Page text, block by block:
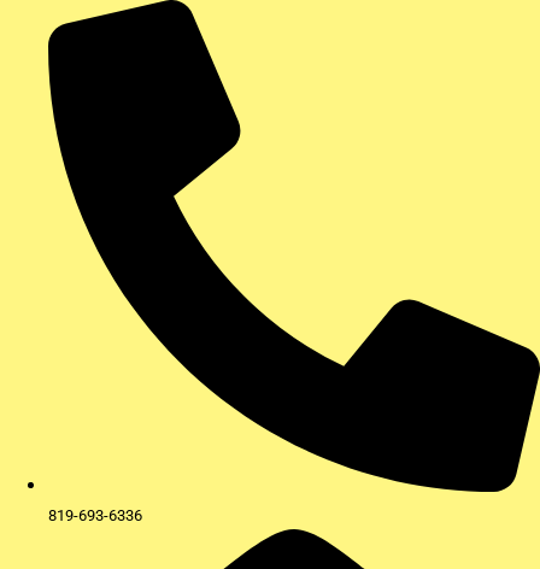
contenu
819-693-6336